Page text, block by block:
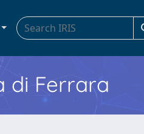
di Ferrara